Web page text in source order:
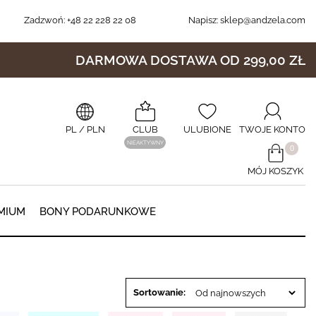
Zadzwoń: +48 22 228 22 08 Napisz: sklep@andzela.com
DARMOWA DOSTAWA OD 299,00 ZŁ
PL/ PLN CLUB
NIEAKTYWNY
ULUBIONE TWOJE KONTO
​0
MÓJ KOSZYK
BONY PODARUNKOWE
Sortowanie: